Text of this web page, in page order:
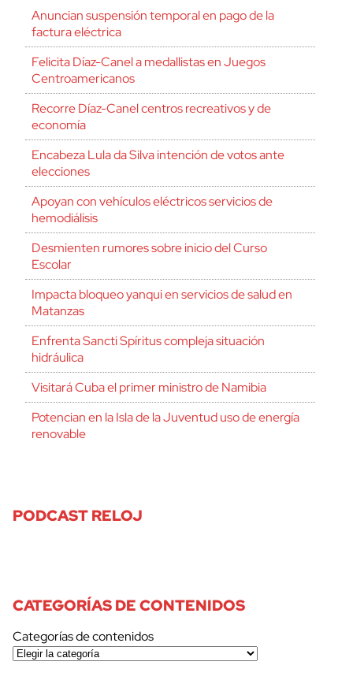
Anuncian suspensión temporal en pago de la
factura eléctrica
Felicita Díaz-Canel a medallistas en Juegos
Centroamericanos
Recorre Díaz-Canel centros recreativos y de
economía
Encabeza Lula da Silva intención de votos ante
elecciones
Apoyan con vehículos eléctricos servicios de
hemodiálisis
Desmienten rumores sobre inicio del Curso
Escolar
Impacta bloqueo yanqui en servicios de salud en
Matanzas
Enfrenta Sancti Spíritus compleja situación
hidráulica
Visitará Cuba el primer ministro de Namibia
Potencian en la Isla de la Juventud uso de energía
renovable
PODCAST RELOJ
CATEGORÍAS DE CONTENIDOS
Categorías de contenidos